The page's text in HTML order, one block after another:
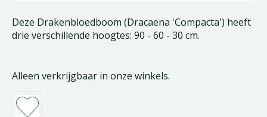
Deze Drakenbloedboom (Dracaena 'Compacta') heeft
drie verschillende hoogtes: 90 - 60 - 30 cm.
Alleen verkrijgbaar in onze winkels.